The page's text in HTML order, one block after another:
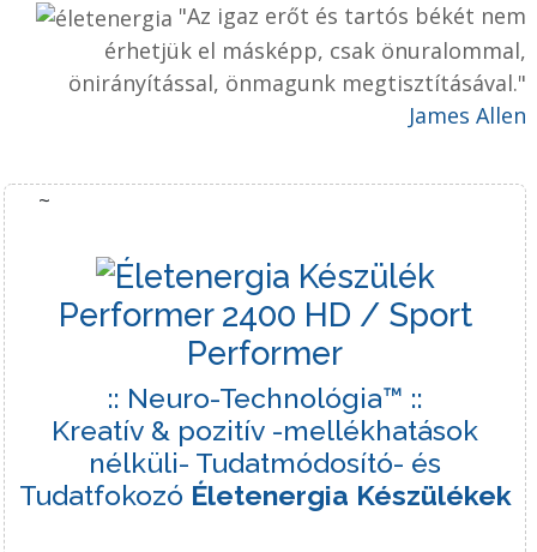
"Az igaz erőt és tartós békét nem
érhetjük el másképp, csak önuralommal,
önirányítással, önmagunk megtisztításával."
James Allen
~
Performer 2400 HD / Sport
Performer
:: Neuro-Technológia™ ::
Kreatív & pozitív -mellékhatások
nélküli- Tudatmódosító- és
Tudatfokozó Életenergia Készülékek